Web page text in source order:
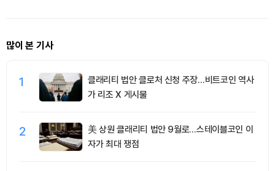
많이 본 기사
1
클래리티 법안 클로처 신청 주장…비트코인 역사
가 리조 X 게시물
2
美 상원 클래리티 법안 9월로…스테이블코인 이
자가 최대 쟁점